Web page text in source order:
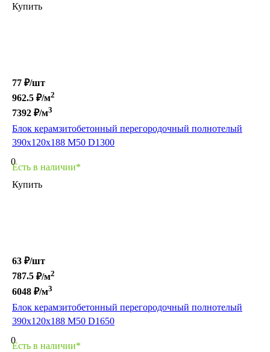
Купить
77 ₽/шт
962.5 ₽/м2
7392 ₽/м3
Блок керамзитобетонный перегородочный полнотелый
390х120х188 М50 D1300
0
Есть в наличии*
Купить
63 ₽/шт
787.5 ₽/м2
6048 ₽/м3
Блок керамзитобетонный перегородочный полнотелый
390х120х188 М50 D1650
0
Есть в наличии*